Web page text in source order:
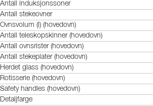
Antall induksjonssoner
Antall stekeovner
Ovnsvolum (l) (hovedovn)
Antall teleskopskinner (hovedovn)
Antall ovnsrister (hovedovn)
Antall stekeplater (hovedovn)
Herdet glass (hovedovn)
Rotisserie (hovedovn)
Safety handles (hovedovn)
Detaljfarge